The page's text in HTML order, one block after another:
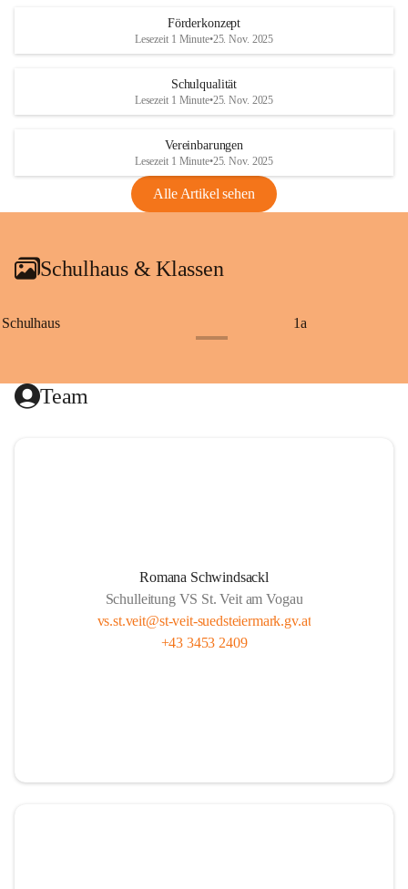
Förderkonzept
Lesezeit 1 Minute•25. Nov. 2025
Schulqualität
Lesezeit 1 Minute•25. Nov. 2025
Vereinbarungen
Lesezeit 1 Minute•25. Nov. 2025
Alle Artikel sehen
Schulhaus & Klassen
Schulhaus 1a
Team
Romana Schwindsackl
Schulleitung VS St. Veit am Vogau
vs.st.veit@st-veit-suedsteiermark.gv.at
+43 3453 2409